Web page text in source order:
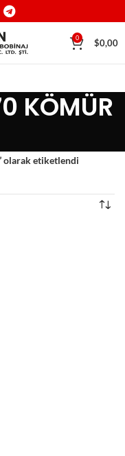
0 $0,00
KÖMÜR
olarak etiketlendi